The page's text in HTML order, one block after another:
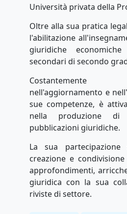
Università privata della
Oltre alla sua pratica
l'abilitazione
giuridiche
secondari di secondo
Costantemente
nell'aggiornamento e
sue competenze, è
nella produzione di
pubblicazioni giuridiche.
La sua
creazione e
approfondimenti,
giuridica con la sua
riviste di settore.